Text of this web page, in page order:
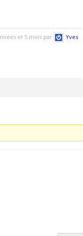
et 5 mois par
Yves